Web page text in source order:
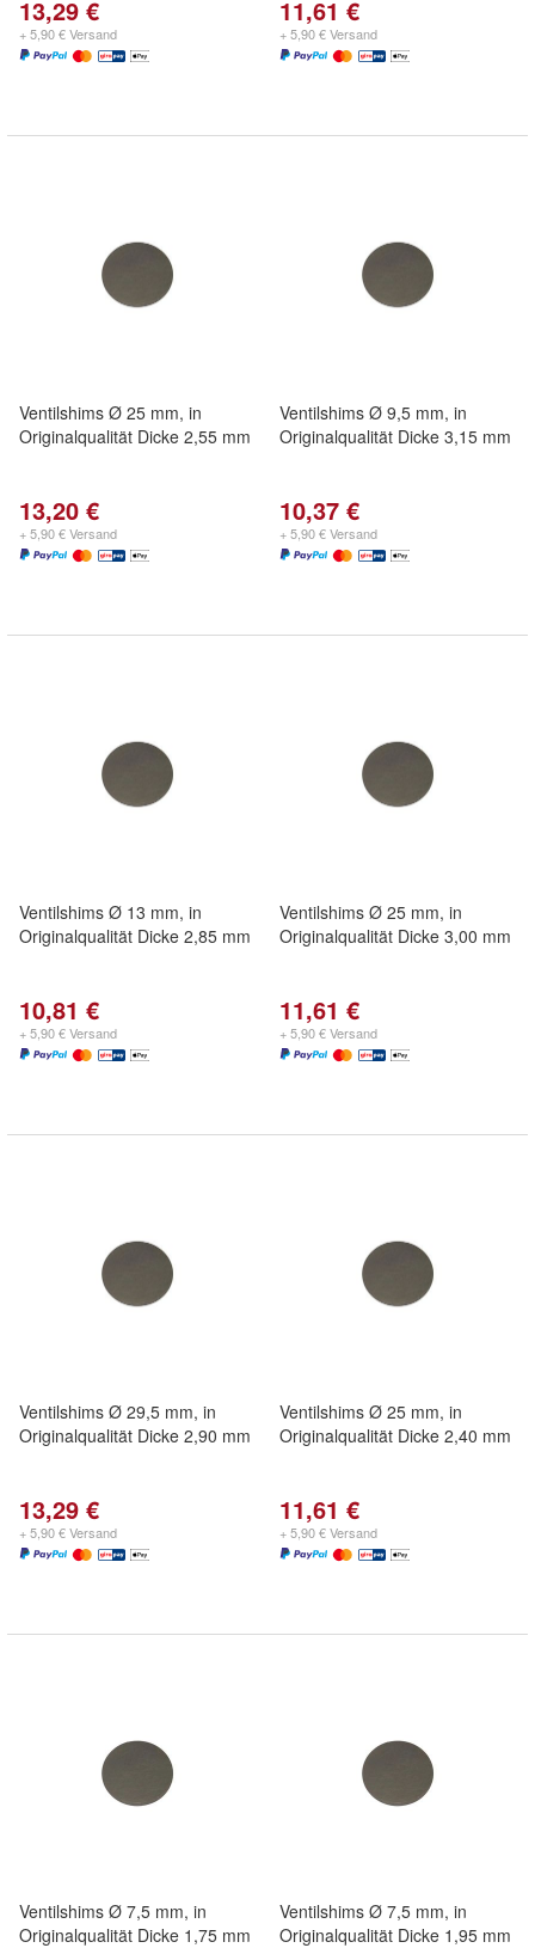
13,29 €
+ 5,90 € Versand
11,61 €
+ 5,90 € Versand
Ventilshims Ø 25 mm, in
Originalqualität Dicke 2,55 mm
13,20 €
+ 5,90 € Versand
Ventilshims Ø 9,5 mm, in
Originalqualität Dicke 3,15 mm
10,37 €
+ 5,90 € Versand
Ventilshims Ø 13 mm, in
Originalqualität Dicke 2,85 mm
10,81 €
+ 5,90 € Versand
Ventilshims Ø 25 mm, in
Originalqualität Dicke 3,00 mm
11,61 €
+ 5,90 € Versand
Ventilshims Ø 29,5 mm, in
Originalqualität Dicke 2,90 mm
13,29 €
+ 5,90 € Versand
Ventilshims Ø 25 mm, in
Originalqualität Dicke 2,40 mm
11,61 €
+ 5,90 € Versand
Ventilshims Ø 7,5 mm, in
Originalqualität Dicke 1,75 mm
Ventilshims Ø 7,5 mm, in
Originalqualität Dicke 1,95 mm